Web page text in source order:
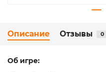
Описание Отзывы 0
Об игре: